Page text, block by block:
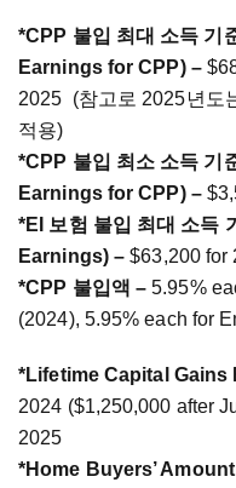
*CPP 불입 최대 소득
Earnings for CPP) –
2025 (참고로 2025년도
적용)
*CPP 불입 최소 소득
Earnings for CPP) –
*EI 보험 불입 최대 소득
Earnings) – $63,200 for
*CPP 불입액 – 5.95%
(2024), 5.95% each for
*Lifetime Capital Gains
2024 ($1,250,000 after
2025
*Home Buyers’